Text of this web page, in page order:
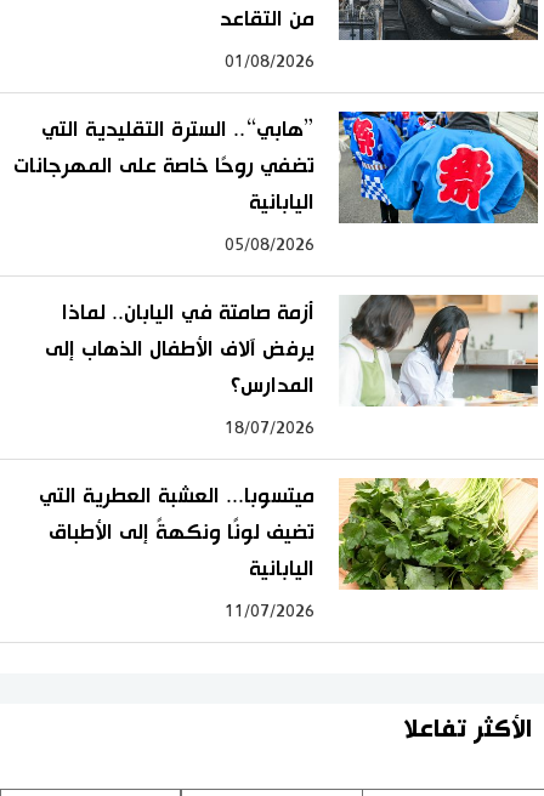
من التقاعد
01/08/2026
”هابي“.. السترة التقليدية التي
تضفي روحًا خاصة على المهرجانات
اليابانية
05/08/2026
أزمة صامتة في اليابان.. لماذا
يرفض آلاف الأطفال الذهاب إلى
المدارس؟
18/07/2026
ميتسوبا... العشبة العطرية التي
تضيف لونًا ونكهةً إلى الأطباق
اليابانية
11/07/2026
الأكثر تفاعلا